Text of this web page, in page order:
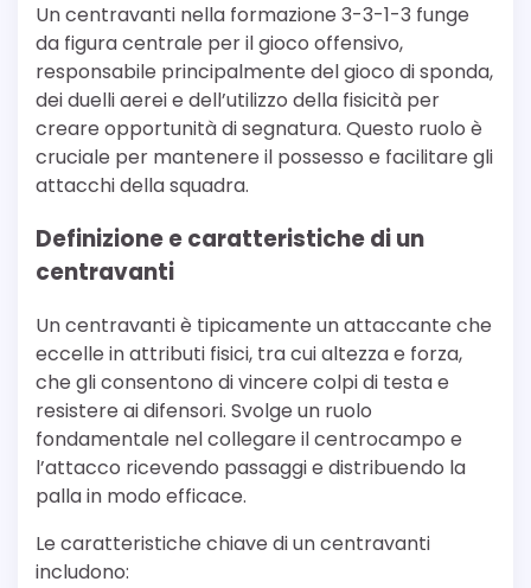
Un centravanti nella formazione 3-3-1-3 funge
da figura centrale per il gioco offensivo,
responsabile principalmente del gioco di sponda,
dei duelli aerei e dell’utilizzo della fisicità per
creare opportunità di segnatura. Questo ruolo è
cruciale per mantenere il possesso e facilitare gli
attacchi della squadra.
Definizione e caratteristiche di un
centravanti
Un centravanti è tipicamente un attaccante che
eccelle in attributi fisici, tra cui altezza e forza,
che gli consentono di vincere colpi di testa e
resistere ai difensori. Svolge un ruolo
fondamentale nel collegare il centrocampo e
l’attacco ricevendo passaggi e distribuendo la
palla in modo efficace.
Le caratteristiche chiave di un centravanti
includono: